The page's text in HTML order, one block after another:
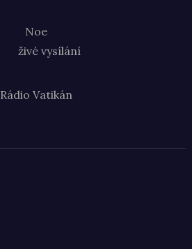
Noe
živé vysílání
Rádio Vatikán